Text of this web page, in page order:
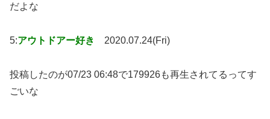
だよな
5:アウトドアー好き 2020.07.24(Fri)
投稿したのが07/23 06:48で179926も再生されてるってす
ごいな